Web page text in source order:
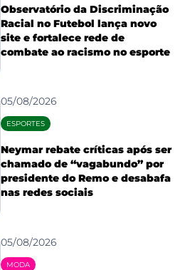
Observatório da Discriminação
Racial no Futebol lança novo
site e fortalece rede de
combate ao racismo no esporte
05/08/2026
ESPORTES
Neymar rebate críticas após ser
chamado de “vagabundo” por
presidente do Remo e desabafa
nas redes sociais
05/08/2026
MODA